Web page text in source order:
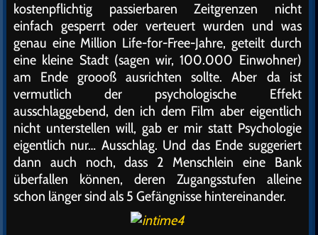
kostenpflichtig passierbaren Zeitgrenzen nicht
einfach gesperrt oder verteuert wurden und was
genau eine Million Life-for-Free-Jahre, geteilt durch
eine kleine Stadt (sagen wir, 100.000 Einwohner)
am Ende groooß ausrichten sollte. Aber da ist
vermutlich der psychologische Effekt
ausschlaggebend, den ich dem Film aber eigentlich
nicht unterstellen will, gab er mir statt Psychologie
eigentlich nur… Ausschlag. Und das Ende suggeriert
dann auch noch, dass 2 Menschlein eine Bank
überfallen können, deren Zugangsstufen alleine
schon länger sind als 5 Gefängnisse hintereinander.